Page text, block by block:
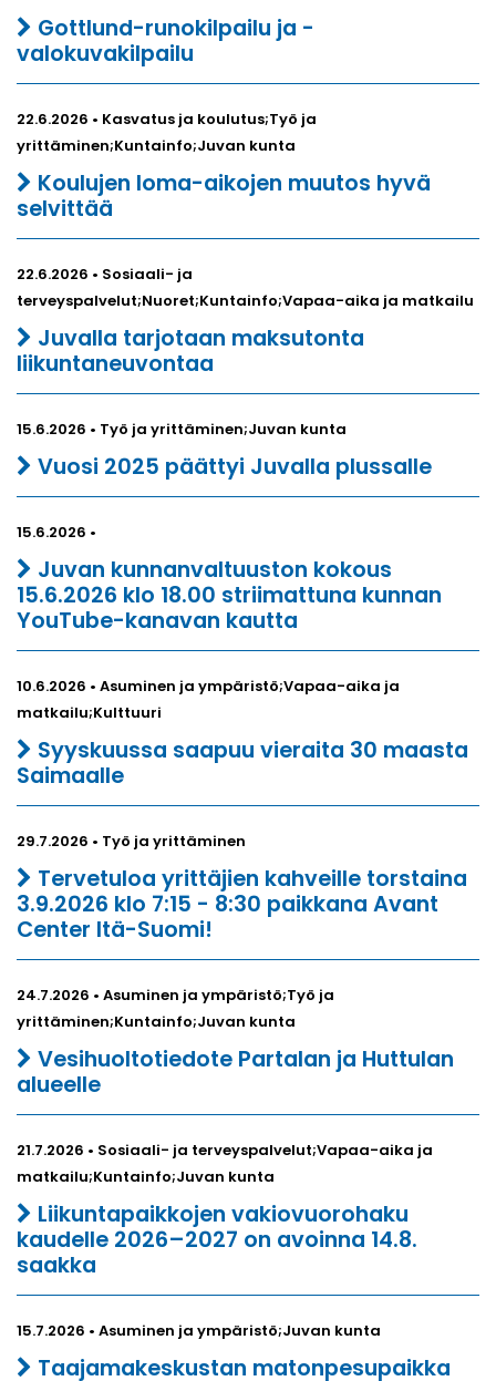
Gottlund-runokilpailu ja -
valokuvakilpailu
22.6.2026 • Kasvatus ja koulutus;Työ ja
yrittäminen;Kuntainfo;Juvan kunta
Koulujen loma-aikojen muutos hyvä
selvittää
22.6.2026 • Sosiaali- ja
terveyspalvelut;Nuoret;Kuntainfo;Vapaa-aika ja matkailu
Juvalla tarjotaan maksutonta
liikuntaneuvontaa
15.6.2026 • Työ ja yrittäminen;Juvan kunta
Vuosi 2025 päättyi Juvalla plussalle
15.6.2026 •
Juvan kunnanvaltuuston kokous
15.6.2026 klo 18.00 striimattuna kunnan
YouTube-kanavan kautta
10.6.2026 • Asuminen ja ympäristö;Vapaa-aika ja
matkailu;Kulttuuri
Syyskuussa saapuu vieraita 30 maasta
Saimaalle
29.7.2026 • Työ ja yrittäminen
Tervetuloa yrittäjien kahveille torstaina
3.9.2026 klo 7:15 - 8:30 paikkana Avant
Center Itä-Suomi!
24.7.2026 • Asuminen ja ympäristö;Työ ja
yrittäminen;Kuntainfo;Juvan kunta
Vesihuoltotiedote Partalan ja Huttulan
alueelle
21.7.2026 • Sosiaali- ja terveyspalvelut;Vapaa-aika ja
matkailu;Kuntainfo;Juvan kunta
Liikuntapaikkojen vakiovuorohaku
kaudelle 2026–2027 on avoinna 14.8.
saakka
15.7.2026 • Asuminen ja ympäristö;Juvan kunta
Taajamakeskustan matonpesupaikka